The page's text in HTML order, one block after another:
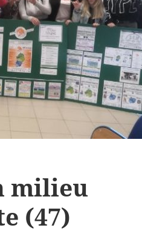
milieu
(47)